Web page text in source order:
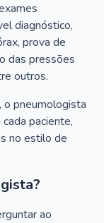
diagnóstico,
prova de
das pressões
outros.
o pneumologista
paciente,
no estilo de
ao